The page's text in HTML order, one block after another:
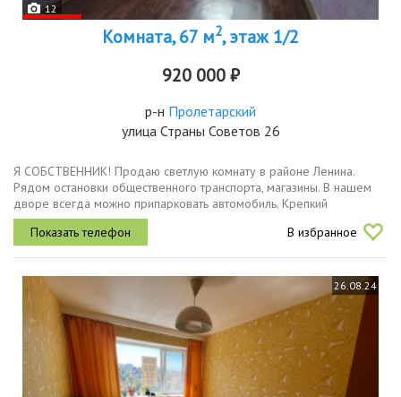
12
Комната, 67 м2, этаж 1/2
920 000 ₽
р-н Пролетарский
улица Страны Советов 26
Я СОБСТВЕННИК! Продаю светлую комнату в районе Ленина.
Рядом остановки общественного транспорта, магазины. В нашем
дворе всегда можно припарковать автомобиль. Крепкий
кирпичный 2-этажный дом, комната находится на 1-м этаже. Дом
после...
В избранное
26.08.24